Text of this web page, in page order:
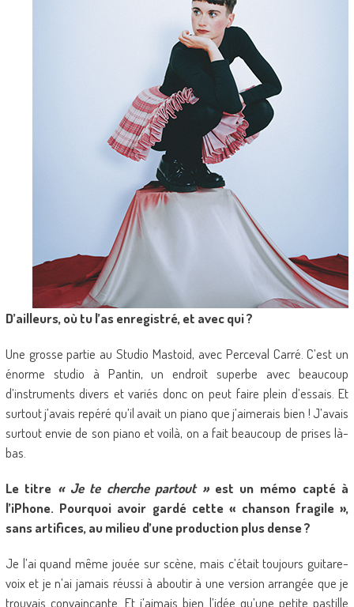
D’ailleurs, où tu l’as enregistré, et avec qui ?
Une grosse partie au Studio Mastoid, avec Perceval Carré. C’est un
énorme studio à Pantin, un endroit superbe avec beaucoup
d’instruments divers et variés donc on peut faire plein d’essais. Et
surtout j’avais repéré qu’il avait un piano que j’aimerais bien ! J’avais
surtout envie de son piano et voilà, on a fait beaucoup de prises là-
bas.
Le titre « Je te cherche partout »est un mémo capté à
l’iPhone. Pourquoi avoir gardé cette « chanson fragile »,
sans artifices, au milieu d’une production plus dense ?
Je l’ai quand même jouée sur scène, mais c’était toujours guitare-
voix et je n’ai jamais réussi à aboutir à une version arrangée que je
trouvais convaincante. Et j’aimais bien l’idée qu’une petite pastille